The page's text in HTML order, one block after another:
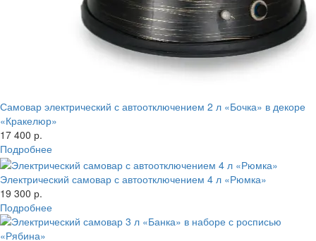
Самовар электрический с автоотключением 2 л «Бочка» в декоре
«Кракелюр»
17 400 р.
Подробнее
Электрический самовар с автоотключением 4 л «Рюмка»
19 300 р.
Подробнее